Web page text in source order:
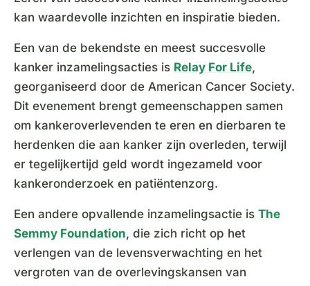
kan waardevolle inzichten en inspiratie bieden.
Een van de bekendste en meest succesvolle
kanker inzamelingsacties is Relay For Life,
georganiseerd door de American Cancer Society.
Dit evenement brengt gemeenschappen samen
om kankeroverlevenden te eren en dierbaren te
herdenken die aan kanker zijn overleden, terwijl
er tegelijkertijd geld wordt ingezameld voor
kankeronderzoek en patiëntenzorg.
Een andere opvallende inzamelingsactie is The
Semmy Foundation, die zich richt op het
verlengen van de levensverwachting en het
vergroten van de overlevingskansen van